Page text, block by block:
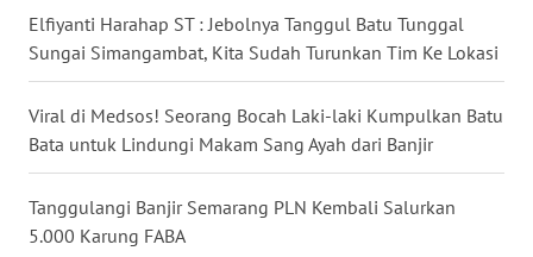
Elfiyanti Harahap ST : Jebolnya Tanggul Batu Tunggal
Sungai Simangambat, Kita Sudah Turunkan Tim Ke Lokasi
Viral di Medsos! Seorang Bocah Laki-laki Kumpulkan Batu
Bata untuk Lindungi Makam Sang Ayah dari Banjir
Tanggulangi Banjir Semarang PLN Kembali Salurkan
5.000 Karung FABA
KALBAR
KALTENG
KALTARA